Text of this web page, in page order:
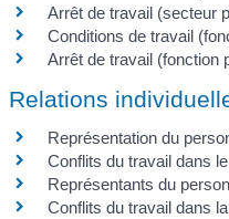
Arrêt de travail (secteur
Conditions de travail
Arrêt de travail (fonction
Relations
Représentation du
Conflits du travail dans
Représentants du
Conflits du travail dans